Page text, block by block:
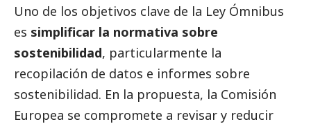
Uno de los objetivos clave de la Ley Ómnibus
es simplificar la normativa sobre
sostenibilidad, particularmente la
recopilación de datos e informes sobre
sostenibilidad. En la propuesta, la Comisión
Europea se compromete a revisar y reducir